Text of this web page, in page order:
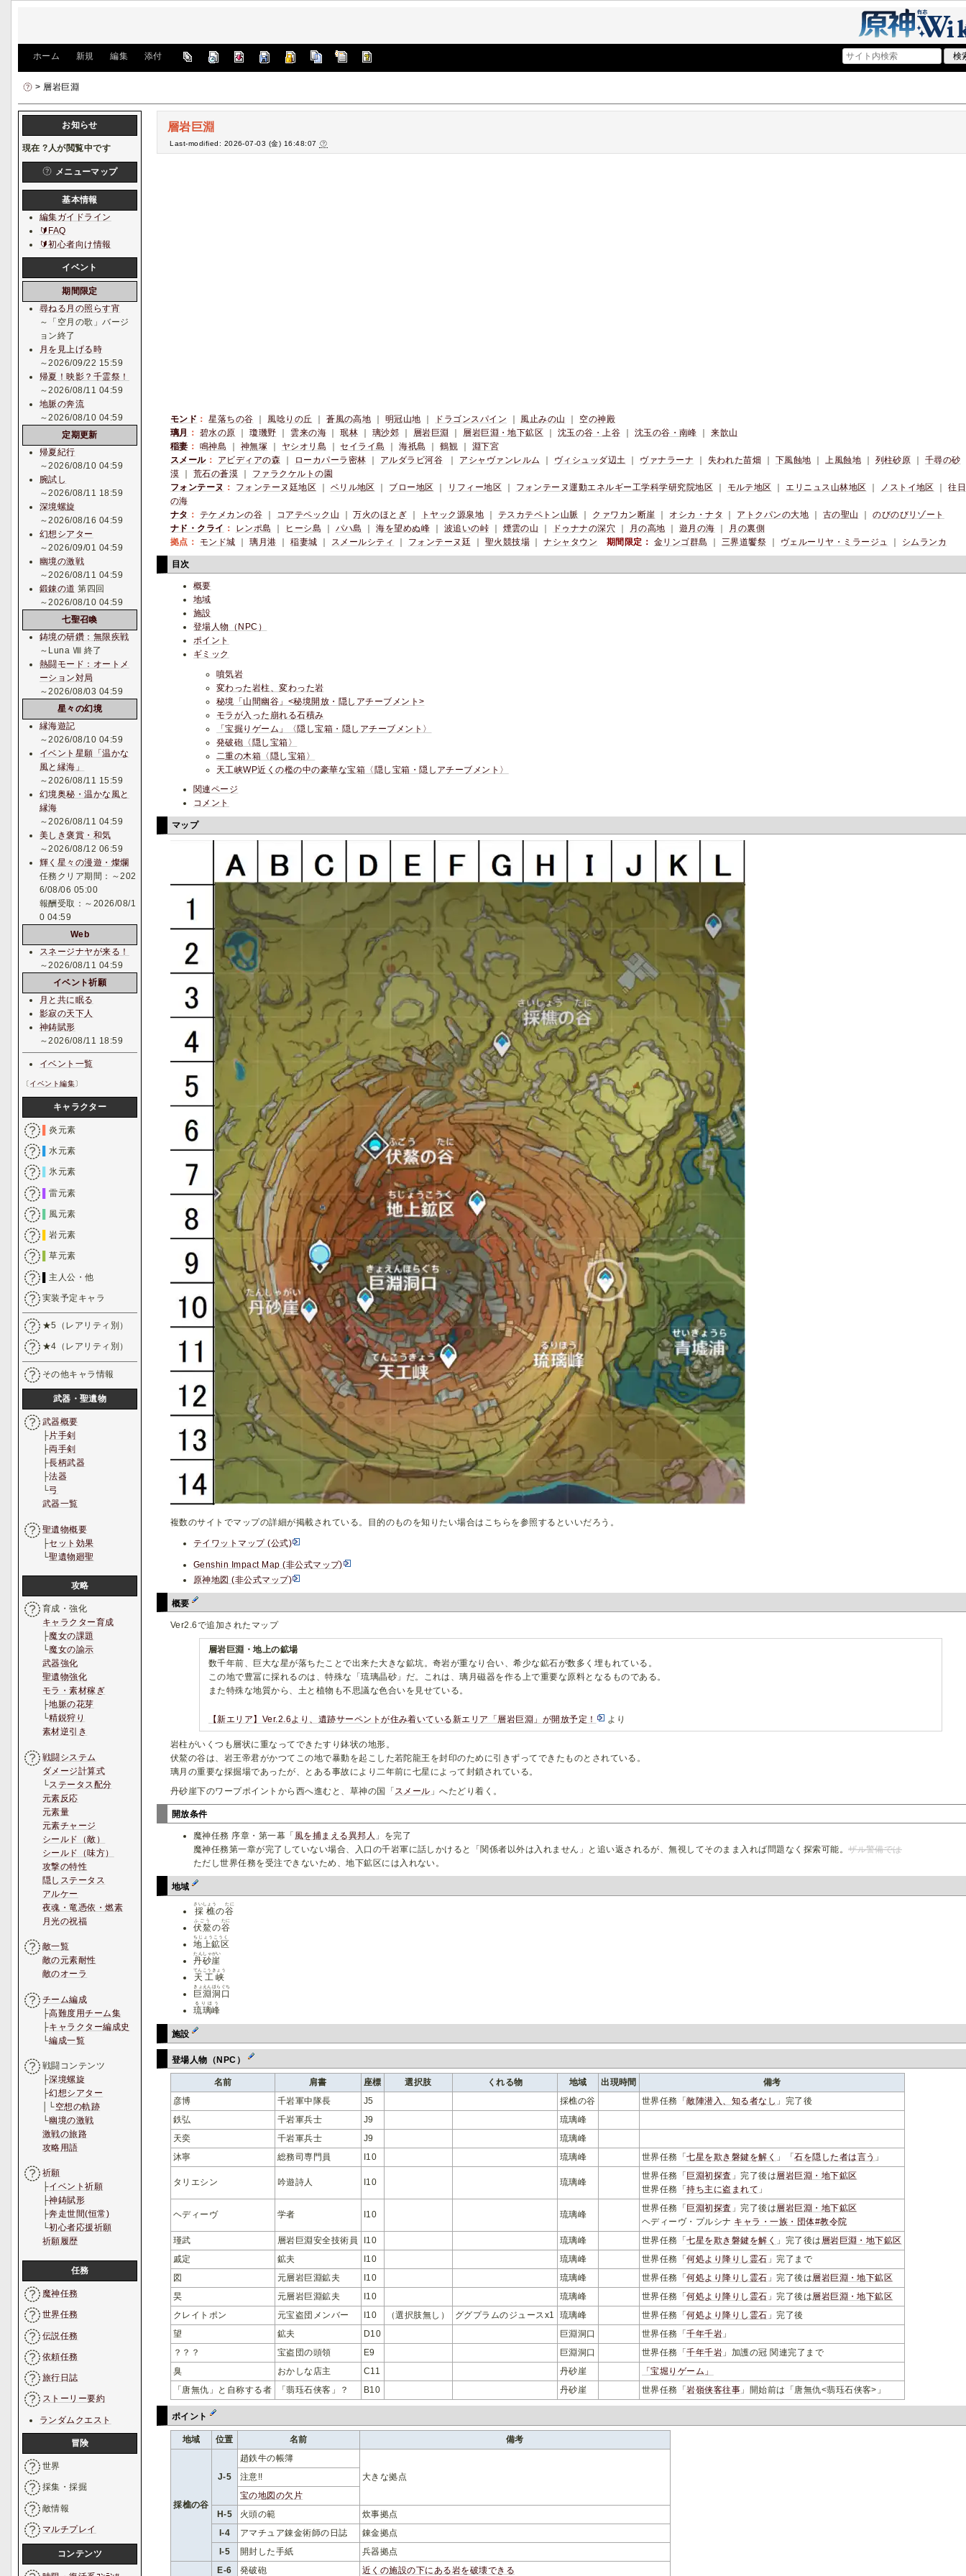
ホーム 新規 編集 添付
> 層岩巨淵
層岩巨淵
Last-modified: 2026-07-03 (金) 16:48:07
モンド ： 星落ちの谷 風唸りの丘 ｜蒼風の高地 明冠山地 ドラゴンスパイン 風止みの山
空の神殿
璃月
： 碧水の原 ｜瓊璣野 雲来の海 ｜珉林 璃沙郊 層岩巨淵 層岩巨淵・地下鉱区 沈玉の谷・上谷 沈玉の谷・南峰 ｜来歆山
稲妻 ： 鳴神島 神無塚 ヤシオリ島 ｜セイライ島 ｜海祇島 ｜鶴観
淵下宮
スメール： アビディアの森 ローカパーラ密林 アルダラビ河谷 アシャヴァンレルム ヴィシュッダ辺土 ヴァナラーナ 失われた苗畑 下風蝕地 ｜上風蝕地 列柱砂原
千尋の砂
漠
荒石の蒼漠
ファラクケルトの園
フォンテーヌ ： フォンテーヌ廷地区 ベリル地区 ブロー地区 リフィー地区 フォンテーヌ運動エネルギー工学科学研究院地区 モルテ地区 ｜エリニュス山林地区 ノストイ地区 ｜往日
の海
ナタ ： テケメカンの谷 コアテペック山 ｜万火のほとぎ トヤック源泉地 テスカテペトン山脈 クァワカン断崖 オシカ・ナタ アトクパンの大地 古の聖山 ｜のびのびリゾート
ナド・クライ ： レンポ島 ヒーシ島 パハ島 ｜海を望めぬ峰 波追いの峠 煙雲の山 ドゥナナの深穴 月の高地 遊月の海
月の裏側
拠点：
モンド城 ｜璃月港 ｜稲妻城 スメールシティ フォンテーヌ廷 聖火競技場｜ナシャタウン 期間限定： 金リンゴ群島 三界道饗祭 ヴェルーリヤ・ミラージュ シムランカ
目次
概要
地域
施設
登場人物（NPC）
ポイント
ギミック
噴気岩
変わった岩柱、変わった岩
秘境「山間幽谷」<秘境開放・隠しアチーブメント>
モラが入った崩れる石積み
「宝掘りゲーム」〈隠し宝箱・隠しアチーブメント〉
発破砲〈隠し宝箱〉
二重の木箱〈隠し宝箱〉
天工峡WP近くの檻の中の豪華な宝箱〈隠し宝箱・隠しアチーブメント〉
関連ページ
コメント
マップ
複数のサイトでマップの詳細が掲載されている。目的のものを知りたい場合はこちらを参照するといいだろう。
テイワットマップ (公式)
Genshin Impact Map (非公式マップ)
原神地図 (非公式マップ)
概要
Ver2.6で追加されたマップ
層岩巨淵・地上の鉱場
数千年前、巨大な星が落ちたことで出来た大きな鉱坑。奇岩が重なり合い、希少な鉱石が数多く埋もれている。
この地で豊冨に採れるのは、特殊な「琉璃晶砂」だ。これは、璃月磁器を作る上で重要な原料となるものである。
また特殊な地質から、土と植物も不思議な色合いを見せている。
【新エリア】Ver.2.6より、遺跡サーペントが住み着いている新エリア「層岩巨淵」が開放予定！ より
岩柱がいくつも層状に重なってできたすり鉢状の地形。
伏鰲の谷は、岩王帝君がかつてこの地で暴動を起こした若陀龍王を封印のために引きずってできたものとされている。
璃月の重要な採掘場であったが、とある事故により二年前に七星によって封鎖されている。
丹砂崖下のワープポイントから西へ進むと、草神の国「スメール 」へたどり着く。
開放条件
魔神任務 序章・第一幕「 風を捕まえる異邦人 」を完了
魔神任務第一章が完了していない場合、入口の千岩軍に話しかけると「関係者以外は入れません」と追い返されるが、無視してそのまま入れば問題なく探索可能。ザル警備では
ただし世界任務を受注できないため、地下鉱区には入れない。
地域
採樵
さいしょう
の谷
たに
伏鰲
ふごう
の谷
たに
地上鉱区
ちじょうこうく
丹砂崖
たんしゃがい
天工峡
てんこうきょう
巨淵洞口
きょえんほらぐち
琉璃峰
るりほう
施設
登場人物（NPC）
名前 肩書 座標 選択肢 くれる物 地域 出現時間
備考
彦博
千岩軍中隊長 J5 採樵の谷 世界任務「敵陣潜入、知る者なし 」完了後
鉄弘
千岩軍兵士 J9
琉璃峰
天奕
千岩軍兵士 J9
琉璃峰
沐寧
総務司専門員 I10 琉璃峰 世界任務「七星を欺き磐鍵を解く 」「石を隠した者は言う 」
タリエシン 吟遊詩人 I10 琉璃峰
世界任務「 巨淵初探査 」完了後は層岩巨淵・地下鉱区
世界任務「持ち主に盗まれて 」
ヘディーヴ 学者 I10 琉璃峰
世界任務「 巨淵初探査 」完了後は層岩巨淵・地下鉱区
ヘディーヴ・プルシナ キャラ・一族・団体#教令院
瑾武
層岩巨淵安全技術員 I10 琉璃峰 世界任務「七星を欺き磐鍵を解く 」完了後は 層岩巨淵・地下鉱区
戚定
鉱夫 I10 琉璃峰 世界任務「何処より降りし霊石 」完了まで
図
元層岩巨淵鉱夫 I10 琉璃峰 世界任務「何処より降りし霊石 」完了後は層岩巨淵・地下鉱区
旲
元層岩巨淵鉱夫 I10 琉璃峰 世界任務「何処より降りし霊石 」完了後は層岩巨淵・地下鉱区
クレイトポン
元宝盗団メンバー I10 （選択肢無し） ググプラムのジュースx1 琉璃峰 世界任務「何処より降りし霊石 」完了後
望
鉱夫 D10 巨淵洞口 世界任務「千年千岩 」
？？？
宝盗団の頭領 E9 巨淵洞口 世界任務「千年千岩 」加護の冠 関連完了まで
臭
おかしな店主 C11 丹砂崖
「宝堀りゲーム」
「唐無仇」と自称する者
「翡珏石侠客」？ B10 丹砂崖 世界任務「岩嶺侠客往事 」開始前は「唐無仇<翡珏石侠客>」
ポイント
地域 位置 名前 備考
採樵の谷
J-5
趙鉄牛の帳簿
大きな拠点
注意!!
宝の地図の欠片
H-5
火頭の範
炊事拠点
I-4
アマチュア錬金術師の日誌
錬金拠点
I-5
開封した手紙
兵器拠点
E-6
発破砲 近くの施設の下にある岩を破壊できる
お知らせ
現在?人が閲覧中です
メニューマップ
基本情報
編集ガイドライン
🔰FAQ
🔰初心者向け情報
イベント
期間限定
尋ねる月の照らす宵
～「空月の歌」バージ
ョン終了
月を見上げる時
～2026/09/22 15:59
帰夏！映影？千霊祭！
～2026/08/11 04:59
地脈の奔流
～2026/08/10 04:59
定期更新
帰夏紀行
～2026/08/10 04:59
腕試し
～2026/08/11 18:59
深境螺旋
～2026/08/16 04:59
幻想シアター
～2026/09/01 04:59
幽境の激戦
～2026/08/11 04:59
鍛錬の道 第四回
～2026/08/10 04:59
七聖召喚
鋳境の研鑽：無限疾戦
～Luna Ⅷ 終了
熱闘モード：オートメ
ーション対局
～2026/08/03 04:59
星々の幻境
縁海遊記
～2026/08/10 04:59
イベント星願「温かな
風と縁海」
～2026/08/11 15:59
幻境奥秘・温かな風と
縁海
～2026/08/11 04:59
美しき褒賞・和気
～2026/08/12 06:59
輝く星々の漫遊・燦爛
任務クリア期間：～202
6/08/06 05:00
報酬受取：～2026/08/1
0 04:59
Web
スネージナヤが来る！
～2026/08/11 04:59
イベント祈願
月と共に眠る
影寂の天下人
神鋳賦形
～2026/08/11 18:59
イベント一覧
〔 イベント編集〕
キャラクター
▌炎元素
▌水元素
▌氷元素
▌雷元素
風元素
▌岩元素
▌草元素
主人公・他
実装予定キャラ
★5（レアリティ別）
★4（レアリティ別）
その他キャラ情報
武器・聖遺物
武器概要
├片手剣
├両手剣
├長柄武器
├法器
└弓
武器一覧
聖遺物概要
├セット効果
└聖遺物廻聖
攻略
育成・強化
キャラクター育成
├魔女の課題
└魔女の諭示
武器強化
聖遺物強化
モラ・素材稼ぎ
├地脈の花芽
└精鋭狩り
素材逆引き
戦闘システム
ダメージ計算式
└ステータス配分
元素反応
元素量
元素チャージ
シールド（敵）
シールド（味方）
攻撃の特性
隠しステータス
アルケー
夜魂・竜憑依・燃素
月光の祝福
敵一覧
敵の元素耐性
敵のオーラ
チーム編成
├高難度用チーム集
├キャラクター編成史
└編成一覧
戦闘コンテンツ
├深境螺旋
├幻想シアター
│└空想の軌跡
└幽境の激戦
激戦の旅路
攻略用語
祈願
├イベント祈願
├神鋳賦形
├奔走世間(恒常)
└初心者応援祈願
祈願履歴
任務
魔神任務
世界任務
伝説任務
依頼任務
旅行日誌
ストーリー要約
ランダムクエスト
冒険
世界
採集・採掘
敵情報
マルチプレイ
コンテンツ